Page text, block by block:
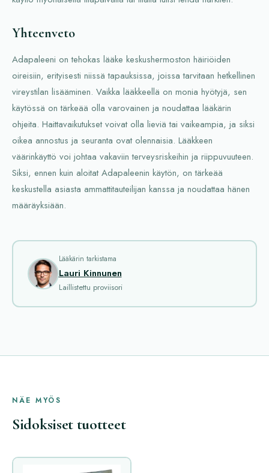
Yhteenveto
Adapaleeni on tehokas lääke keskushermoston häiriöiden
oireisiin, erityisesti niissä tapauksissa, joissa tarvitaan hetkellinen
vireystilan lisääminen. Vaikka lääkkeellä on monia hyötyjä, sen
käytössä on tärkeää olla varovainen ja noudattaa lääkärin
ohjeita. Haittavaikutukset voivat olla lieviä tai vaikeampia, ja siksi
oikea annostus ja seuranta ovat olennaisia. Lääkkeen
väärinkäyttö voi johtaa vakaviin terveysriskeihin ja riippuvuuteen.
Siksi, ennen kuin aloitat Adapaleenin käytön, on tärkeää
keskustella asiasta ammattitauteilijan kanssa ja noudattaa hänen
määräyksiään.
Lääkärin tarkistama
Lauri Kinnunen
Laillistettu proviisori
NÄE MYÖS
Sidoksiset tuotteet